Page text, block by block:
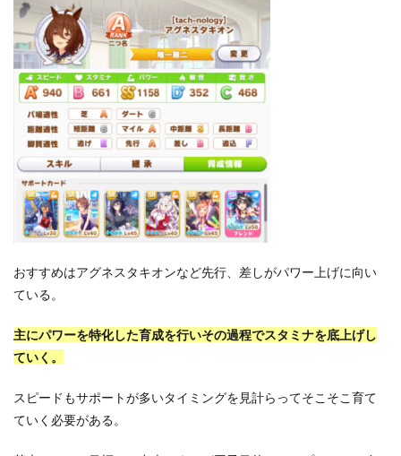
おすすめはアグネスタキオンなど先行、差しがパワー上げに向い
ている。
主にパワーを特化した育成を行いその過程でスタミナを底上げし
ていく。
スピードもサポートが多いタイミングを見計らってそこそこ育て
ていく必要がある。